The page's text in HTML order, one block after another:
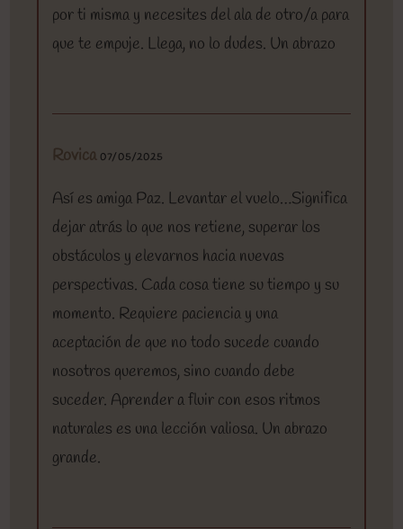
por ti misma y necesites del ala de otro/a para
que te empuje. Llega, no lo dudes. Un abrazo
Rovica 07/05/2025
Así es amiga Paz. Levantar el vuelo…Significa
dejar atrás lo que nos retiene, superar los
obstáculos y elevarnos hacia nuevas
perspectivas. Cada cosa tiene su tiempo y su
momento. Requiere paciencia y una
aceptación de que no todo sucede cuando
nosotros queremos, sino cuando debe
suceder. Aprender a fluir con esos ritmos
naturales es una lección valiosa. Un abrazo
grande.